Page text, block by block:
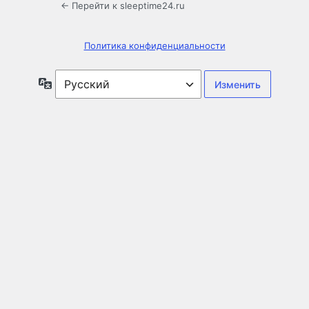
← Перейти к sleeptime24.ru
Политика конфиденциальности
Язык